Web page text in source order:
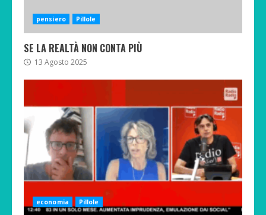
pensiero Pillole
SE LA REALTÀ NON CONTA PIÙ
13 Agosto 2025
economia Pillole